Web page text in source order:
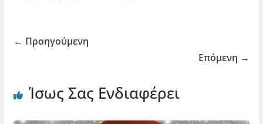
← Προηγούμενη
Επόμενη →
Ίσως Σας Ενδιαφέρει